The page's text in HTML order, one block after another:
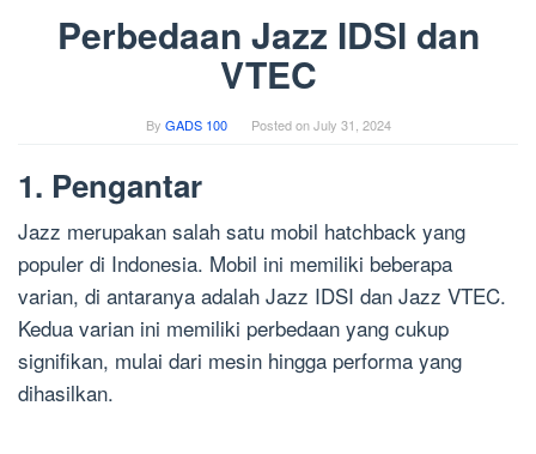
Perbedaan Jazz IDSI dan
VTEC
By GADS 100 Posted onJuly 31, 2024
1. Pengantar
Jazz merupakan salah satu mobil hatchback yang
populer di Indonesia. Mobil ini memiliki beberapa
varian, di antaranya adalah Jazz IDSI dan Jazz VTEC.
Kedua varian ini memiliki perbedaan yang cukup
signifikan, mulai dari mesin hingga performa yang
dihasilkan.